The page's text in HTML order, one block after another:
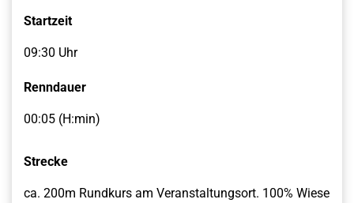
Startzeit
09:30 Uhr
Renndauer
00:05 (H:min)
Strecke
ca. 200m Rundkurs am Veranstaltungsort. 100% Wiese